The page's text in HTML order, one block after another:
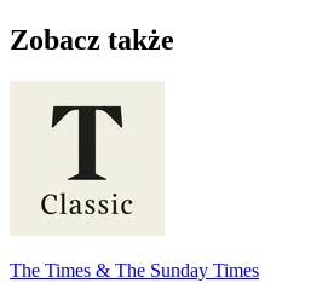
Zobacz także
The Times & The Sunday Times